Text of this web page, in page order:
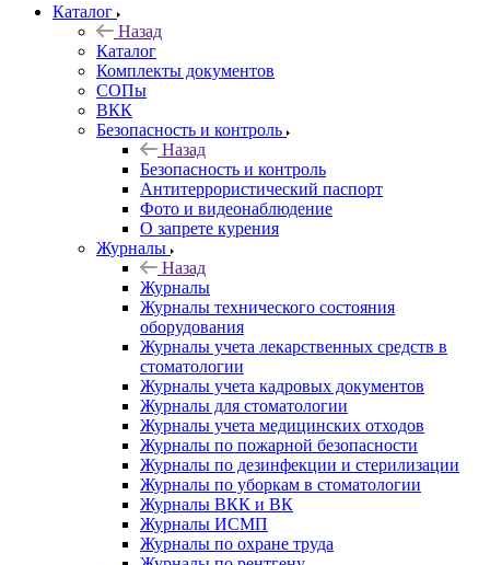
Каталог
Назад
Каталог
Комплекты документов
СОПы
ВКК
Безопасность и контроль
Назад
Безопасность и контроль
Антитеррористический паспорт
Фото и видеонаблюдение
О запрете курения
Журналы
Назад
Журналы
Журналы технического состояния
оборудования
Журналы учета лекарственных средств в
стоматологии
Журналы учета кадровых документов
Журналы для стоматологии
Журналы учета медицинских отходов
Журналы по пожарной безопасности
Журналы по дезинфекции и стерилизации
Журналы по уборкам в стоматологии
Журналы ВКК и ВК
Журналы ИСМП
Журналы по охране труда